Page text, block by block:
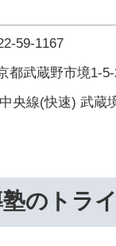
59-1167
都武蔵野市境1-
央線(快速) 武蔵
のトラ